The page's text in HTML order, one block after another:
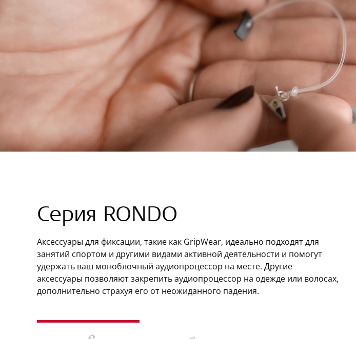
Серия RONDO
Аксессуары для фиксации, такие как GripWear, идеально подходят для
занятий спортом и другими видами активной деятельности и помогут
удержать ваш моноблочный аудиопроцессор на месте. Другие
аксессуары позволяют закрепить аудиопроцессор на одежде или волосах,
дополнительно страхуя его от неожиданного падения.